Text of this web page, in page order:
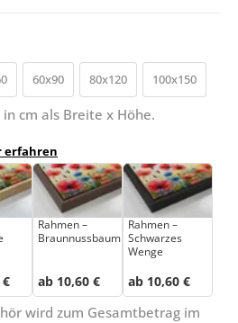
60x90 80x120 100x150
cm als Breite x Höhe.
erfahren
Rahmen –
Braunnussbaum
ab 10,60 €
Rahmen –
Schwarzes
Wenge
ab 10,60 €
wird zum Gesamtbetrag im